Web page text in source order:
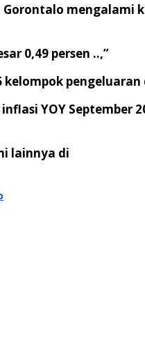
mengalami
0,49 persen ..,”
YOY September
lainnya di